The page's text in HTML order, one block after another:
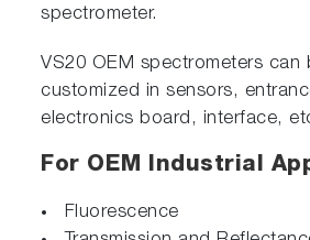
spectrometer.
VS20 OEM spectrometers can
customized in sensors,
electronics board, interface,
For OEM Industrial
Fluorescence